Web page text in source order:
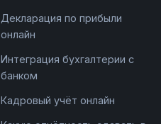
Декларация по прибыли
онлайн
Интеграция бухгалтерии с
банком
Кадровый учёт онлайн